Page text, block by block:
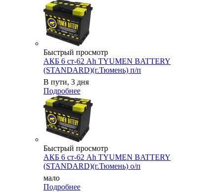
Быстрый просмотр
АКБ 6 ст-62 Ah TYUMEN BATTERY
(STANDARD)(г.Тюмень) п/п
В пути, 3 дня
Подробнее
Быстрый просмотр
АКБ 6 ст-62 Ah TYUMEN BATTERY
(STANDARD)(г.Тюмень) о/п
мало
Подробнее